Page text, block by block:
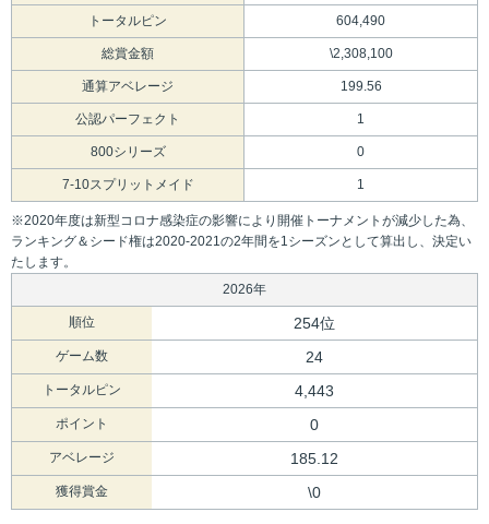
トータルピン 604,490
総賞金額 \2,308,100
通算アベレージ 199.56
公認パーフェクト 1
800シリーズ 0
7-10スプリットメイド 1
※2020年度は新型コロナ感染症の影響により開催トーナメントが減少した為、
ランキング＆シード権は2020-2021の2年間を1シーズンとして算出し、決定い
たします。
2026年
順位 254位
ゲーム数 24
トータルピン 4,443
ポイント 0
アベレージ 185.12
獲得賞金 \0